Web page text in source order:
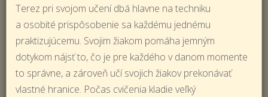
Terez pri svojom učení dbá hlavne na techniku
a osobité prispôsobenie sa každému jednému
praktizujúcemu. Svojim žiakom pomáha jemným
dotykom nájsť to, čo je pre každého v danom momente
to správne, a zároveň učí svojich žiakov prekonávať
vlastné hranice. Počas cvičenia kladie veľký